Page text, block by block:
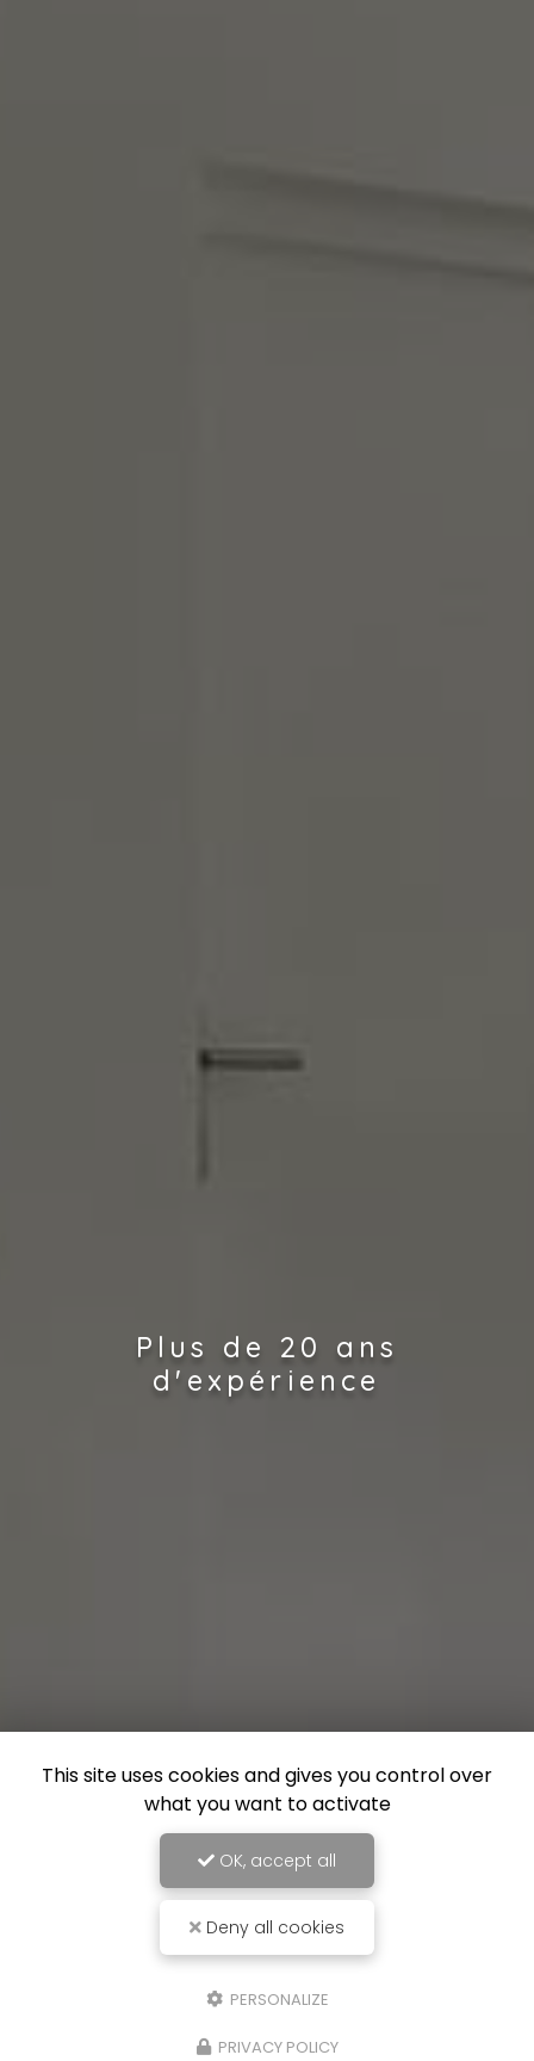
Plus de 20 ans
d'expérience
This site uses cookies and gives you control over
what you want to activate
OK, accept all
Deny all cookies
PERSONALIZE
PRIVACY POLICY